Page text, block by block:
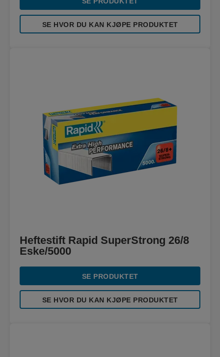
SE HVOR DU KAN KJØPE PRODUKTET
Heftestift Rapid SuperStrong 26/8
Eske/5000
SE PRODUKTET
SE HVOR DU KAN KJØPE PRODUKTET